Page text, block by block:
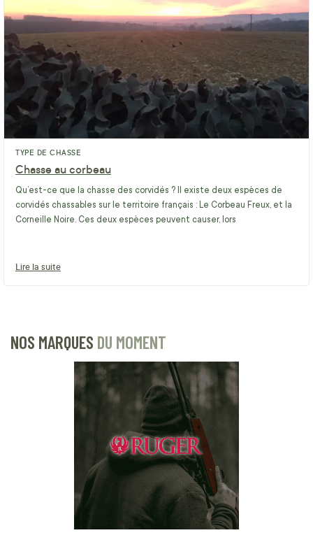
TYPE DE CHASSE
Chasse au corbeau
Qu’est-ce que la chasse des corvidés ? Il existe deux espèces de
corvidés chassables sur le territoire français : Le Corbeau Freux, et la
Corneille Noire. Ces deux espèces peuvent causer, lors
Lire la suite
NOS MARQUES DU MOMENT